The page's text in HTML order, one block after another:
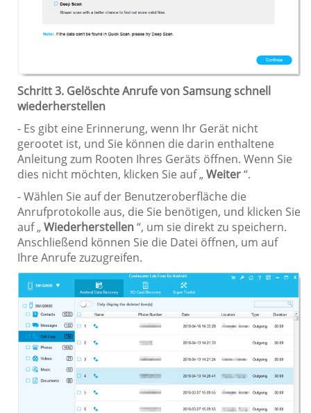
Schritt 3. Gelöschte Anrufe von Samsung schnell
wiederherstellen
- Es gibt eine Erinnerung, wenn Ihr Gerät nicht
gerootet ist, und Sie können die darin enthaltene
Anleitung zum Rooten Ihres Geräts öffnen. Wenn Sie
dies nicht möchten, klicken Sie auf „Weiter“.
- Wählen Sie auf der Benutzeroberfläche die
Anrufprotokolle aus, die Sie benötigen, und klicken Sie
auf „Wiederherstellen“, um sie direkt zu speichern.
Anschließend können Sie die Datei öffnen, um auf
Ihre Anrufe zuzugreifen.